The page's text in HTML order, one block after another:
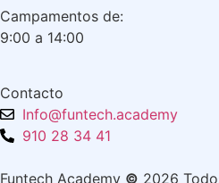
Campamentos de:
9:00 a 14:00
Contacto
Info@funtech.academy
910 28 34 41
Funtech Academy © 2026